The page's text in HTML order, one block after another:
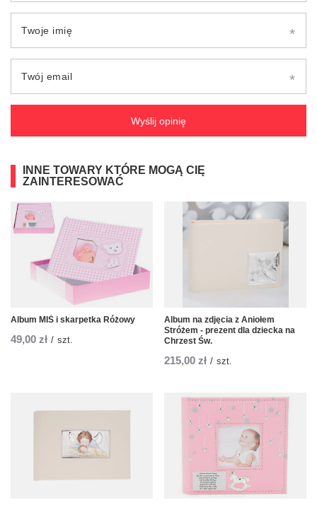
Twoje imię
Twój email
Wyślij opinię
INNE TOWARY KTÓRE MOGĄ CIĘ
ZAINTERESOWAĆ
Album MIŚ i skarpetka Różowy
49,00 zł / szt.
Album na zdjęcia z Aniołem
Stróżem - prezent dla dziecka na
Chrzest Św.
215,00 zł / szt.